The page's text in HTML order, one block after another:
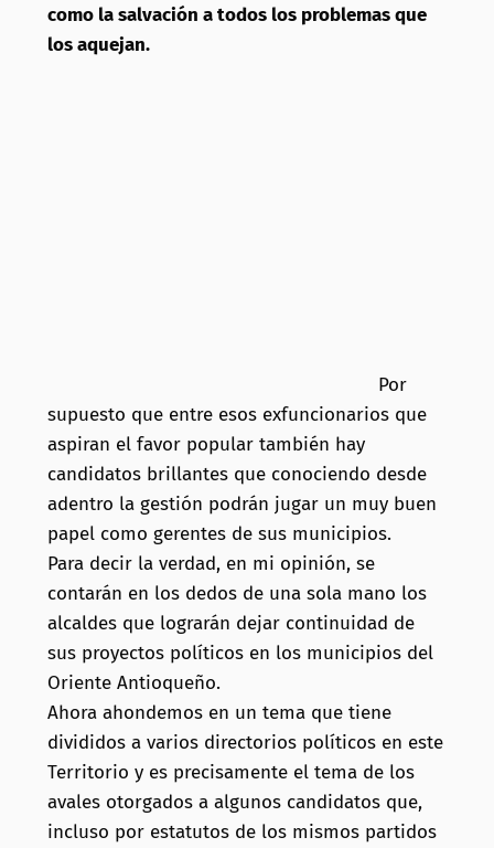
como la salvación a todos los problemas que
los aquejan.
Por
supuesto que entre esos exfuncionarios que
aspiran el favor popular también hay
candidatos brillantes que conociendo desde
adentro la gestión podrán jugar un muy buen
papel como gerentes de sus municipios.
Para decir la verdad, en mi opinión, se
contarán en los dedos de una sola mano los
alcaldes que lograrán dejar continuidad de
sus proyectos políticos en los municipios del
Oriente Antioqueño.
Ahora ahondemos en un tema que tiene
divididos a varios directorios políticos en este
Territorio y es precisamente el tema de los
avales otorgados a algunos candidatos que,
incluso por estatutos de los mismos partidos